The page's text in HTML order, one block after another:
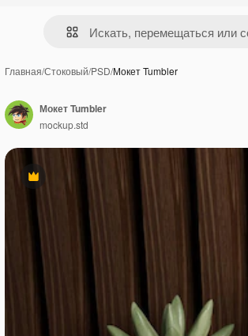
Главная/Стоковый/PSD/Мокет Tumbler
Премиум
Мокет Tumbler
mockup.std